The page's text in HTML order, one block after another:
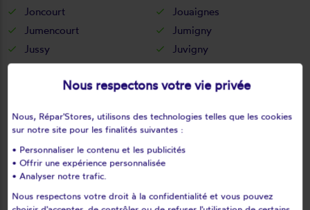
Joncourt
Jouaignes
Jumencourt
Jumigny
Jussy
Juvigny
Juvincourt-et-damary
La bouteille
La capelle
La celle-sous-montmirail
La croix-sur-ourcq
La fère
La hérie
La neuville-bosmont
La neuville-housset
La neuville-lès-dorengt
Nous respectons votre vie privée
Nous, Répar'Stores, utilisons des technologies telles que les cookies
sur notre site pour les finalités suivantes :
• Personnaliser le contenu et les publicités
• Offrir une expérience personnalisée
• Analyser notre trafic.
Nous respectons votre droit à la confidentialité et vous pouvez